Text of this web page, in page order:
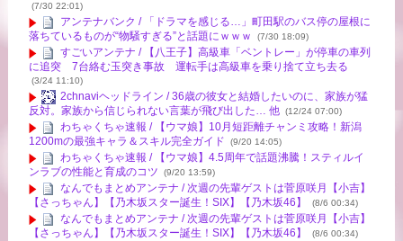
(7/30 22:01)
アンテナバンク / 「ドラマを感じる…」町田駅のバス停の屋根に
落ちているものが“物騒すぎる”と話題にｗｗｗ
(7/30 18:09)
すごいアンテナ / 【八王子】高級車「ベントレー」が停車の車列
に追突 7台絡む玉突き事故 運転手は高級車を乗り捨て立ち去る
(3/24 11:10)
2chnaviヘッドライン / 36歳の彼女と結婚したいのに、家族が猛
反対。家族から信じられない言葉が飛び出した… 他 (12/24 07:00)
わちゃくちゃ速報 / 【ウマ娘】10月短距離チャンミ攻略！新潟
1200mの最強キャラ＆スキル完全ガイド
(9/20 14:05)
わちゃくちゃ速報 / 【ウマ娘】4.5周年で話題沸騰！スティルイ
ンラブの性能と育成のコツ
(9/20 13:59)
なんでもまとめアンテナ / 次週の先輩ゲストは菅原咲月【小吉】
【さっちゃん】【乃木坂スター誕生！SIX】【乃木坂46】
(8/6 00:34)
なんでもまとめアンテナ / 次週の先輩ゲストは菅原咲月【小吉】
【さっちゃん】【乃木坂スター誕生！SIX】【乃木坂46】
(8/6 00:34)